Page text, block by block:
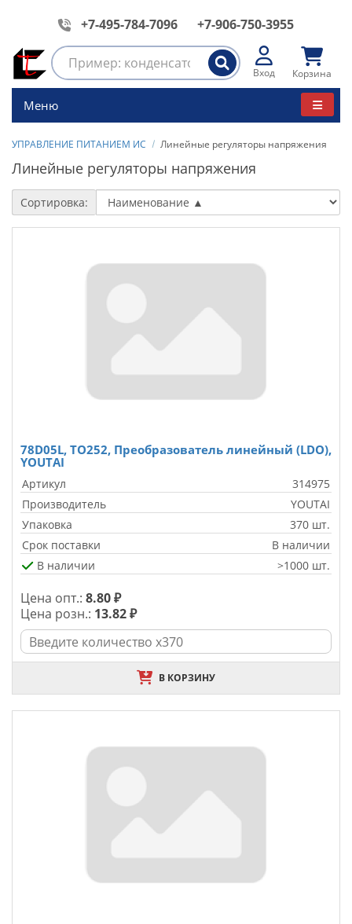
+7-495-784-7096 +7-906-750-3955
Вход Корзина
Меню
УПРАВЛЕНИЕ ПИТАНИЕМ ИС Линейные регуляторы напряжения
Линейные регуляторы напряжения
Сортировка:
78D05L, TO252, Преобразователь линейный (LDO),
YOUTAI
Артикул
314975
Производитель
YOUTAI
Упаковка
370 шт.
Срок поставки
В наличии
В наличии
>1000 шт.
Цена опт.: 8.80 ₽
Цена розн.: 13.82 ₽
В КОРЗИНУ